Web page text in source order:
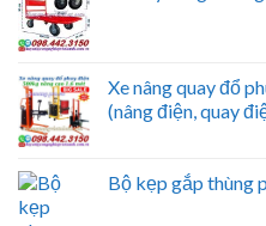
Xe nâng quay đổ
(nâng điện, quay
Bộ kẹp gắp thùng